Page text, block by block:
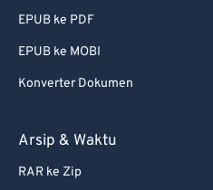
EPUB ke PDF
EPUB ke MOBI
Konverter Dokumen
Arsip & Waktu
RAR ke Zip